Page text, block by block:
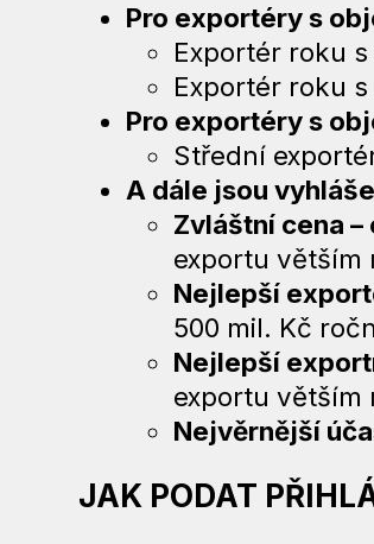
Pro exportéry s
Exportér roku
Exportér roku
Pro exportéry s
Střední
A dále jsou
Zvláštní cena
exportu větším
Nejlepší
500 mil. Kč
Nejlepší
exportu větším
Nejvěrnější
JAK PODAT